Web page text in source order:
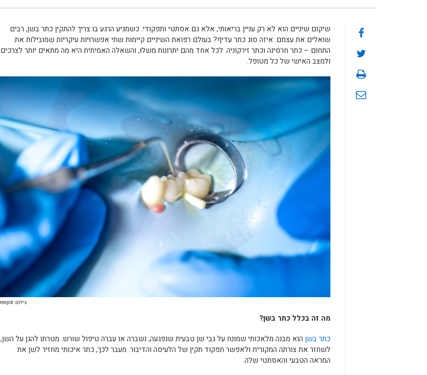
שיקום שיניים הוא לא רק עניין בריאותי, אלא גם אסתטי ותפקודי. כשמגיע הרגע בו צריך להתקין כתר בשן, רבים
שואלים את עצמם: איזה סוג כתר עדיף? בעולם רפואת השיניים קיימות שתי אפשרויות עיקריות שמובילות את
התחום – כתר חרסינה וכתר זירקוניה. לכל אחד מהם יתרונות משלו, והשאלה האמיתית היא מה מתאים יותר לצרכים
ולמצב האישי של כל מטופל.
צילום: freepik
מה זה בכלל כתר בשן?
כתר בשן הוא מבנה מלאכותי שמונח על גבי שן טבעית שנפגעה, נשברה או עברה טיפול שורש. מטרתו להגן על השן,
לשחזר את צורתה המקורית ולאפשר תפקוד תקין של הלעיסה והדיבור. מעבר לכך, כתר איכותי מחזיר לשן את
המראה הטבעי והאסתטי שלה.